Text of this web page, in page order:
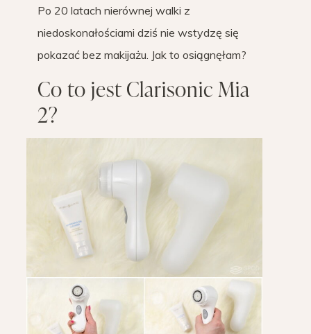
Po 20 latach nierównej walki z
niedoskonałościami dziś nie wstydzę się
pokazać bez makijażu. Jak to osiągnęłam?
Co to jest Clarisonic Mia
2?